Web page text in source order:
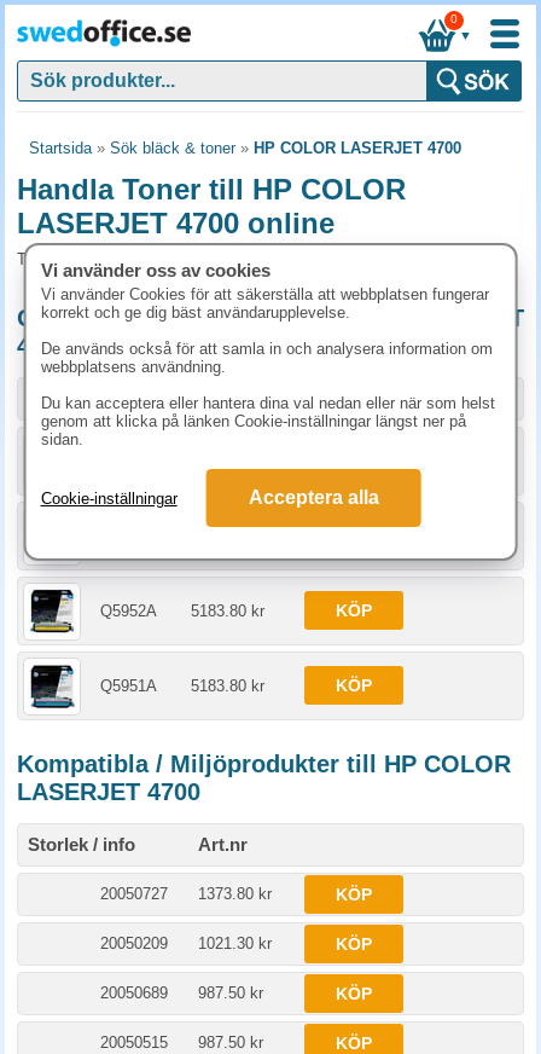
▼
0
Startsida» Sök bläck & toner» HP COLOR LASERJET 4700
Handla Toner till HP COLOR
LASERJET 4700 online
Toner och tillbehör som passar till HP COLOR LASERJET 4700
Originalprodukter till HP COLOR LASERJET
4700
Storlek / info Art.nr
Q5952A 5183.80 kr KÖP
Q5951A 5183.80 kr KÖP
Kompatibla / Miljöprodukter till HP COLOR
LASERJET 4700
Storlek / info Art.nr
20050727 1373.80 kr KÖP
20050209 1021.30 kr KÖP
20050689 987.50 kr KÖP
20050515 987.50 kr KÖP
Vi använder oss av cookies
Vi använder Cookies för att säkerställa att webbplatsen fungerar
korrekt och ge dig bäst användarupplevelse.
De används också för att samla in och analysera information om
webbplatsens användning.
Du kan acceptera eller hantera dina val nedan eller när som helst
genom att klicka på länken Cookie-inställningar längst ner på
sidan.
Cookie-inställningar Acceptera alla